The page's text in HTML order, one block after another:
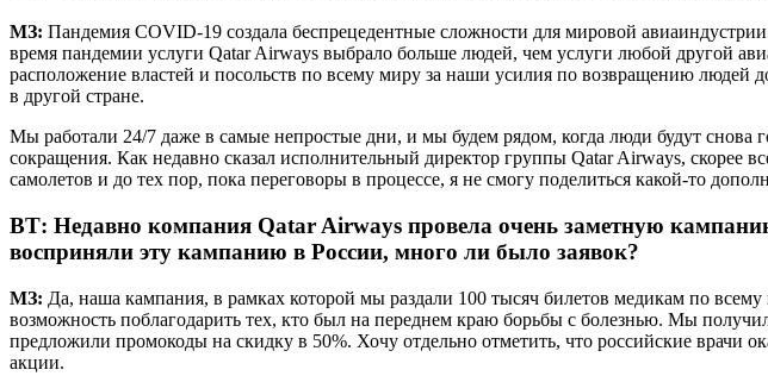
МЗ: Пандемия COVID-19 создала беспрецедентные сложности для мировой
время пандемии услуги Qatar Airways выбрало больше людей, чем услуги любой другой
расположение властей и посольств по всему миру за наши усилия по возвращению
в другой стране.
Мы работали 24/7 даже в самые непростые дни, и мы будем рядом, когда люди будут
сокращения. Как недавно сказал исполнительный директор группы Qatar Airways, скорее
самолетов и до тех пор, пока переговоры в процессе, я не смогу поделиться какой-то
ВТ: Недавно компания Qatar Airways провела очень заметную
восприняли эту кампанию в России, много ли было заявок?
МЗ: Да, наша кампания, в рамках которой мы раздали 100 тысяч билетов медикам по
возможность поблагодарить тех, кто был на переднем краю борьбы с болезнью. Мы
предложили промокоды на скидку в 50%. Хочу отдельно отметить, что российские врачи
акции.